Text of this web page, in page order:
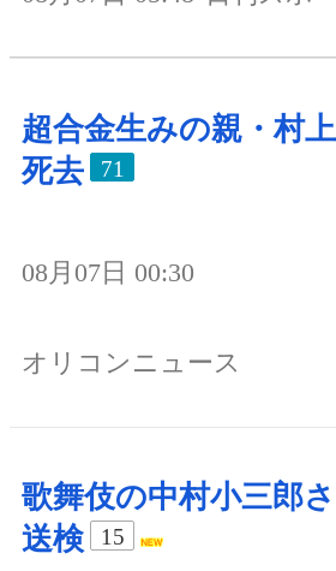
超合金生みの親・村
死去
71
08月07日 00:30
オリコンニュース
歌舞伎の中村小三郎
送検
15